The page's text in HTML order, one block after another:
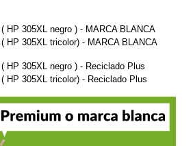
HP 305XL negro ) - MARCA BLANCA
( HP 305XL tricolor) - MARCA BLANCA
HP 305XL negro ) - Reciclado Plus
( HP 305XL tricolor) - Reciclado Plus